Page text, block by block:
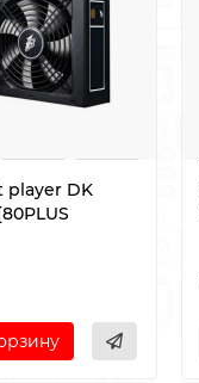
player DK